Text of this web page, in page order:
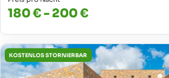
180 € - 200 €
KOSTENLOS STORNIERBAR